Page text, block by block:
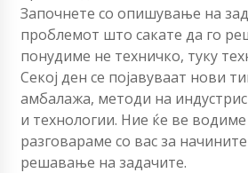
Започнете со опишување на
проблемот што сакате да го
понудиме не техничко, туку
Секој ден се појавуваат нови
амбалажа, методи на
и технологии. Ние ќе ве
разговараме со вас за
решавање на задачите.